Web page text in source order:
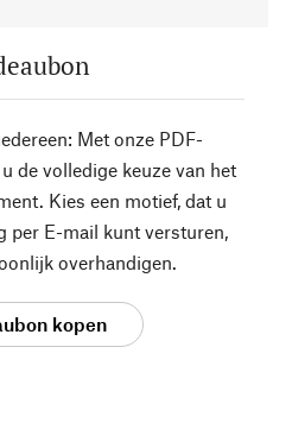
Met onze PDF-
de volledige keuze van het
Kies een motief, dat u
per E-mail kunt versturen,
overhandigen.
kopen